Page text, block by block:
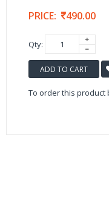
PRICE: 490.00
Qty:
ADD TO CART
To order this product